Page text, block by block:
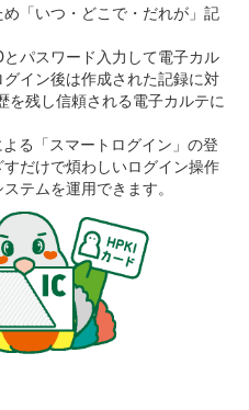
「いつ・どこで・だれが」記
パスワード入力して電子カル
イン後は作成された記録に対
を残し信頼される電子カルテに
る「スマートログイン」の登
だけで煩わしいログイン操作
テムを運用できます。